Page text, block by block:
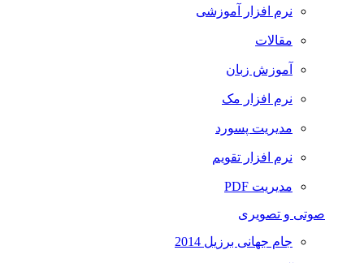
نرم افزار آموزشی
مقالات
آموزش زبان
نرم افزار مک
مدیریت پسورد
نرم افزار تقویم
مدیریت PDF
صوتی و تصویری
جام جهانی برزیل 2014